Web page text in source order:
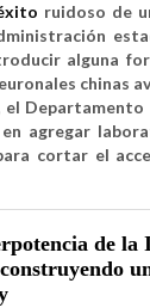
ruidoso de
alguna
chinas
el
agregar
cortar el
de la